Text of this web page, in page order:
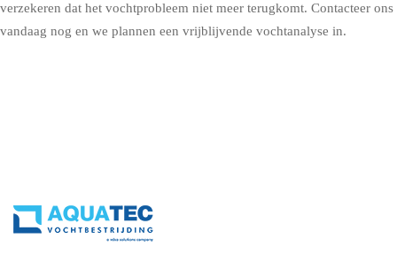
verzekeren dat het vochtprobleem niet meer terugkomt. Contacteer ons
vandaag nog en we plannen een vrijblijvende vochtanalyse in.